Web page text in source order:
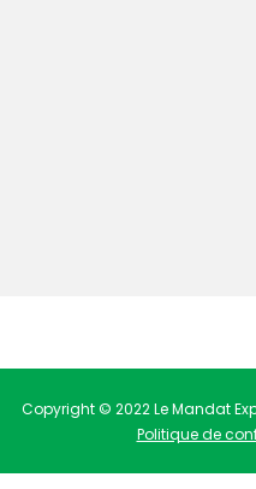
Copyright © 2022 Le Mandat
Politique de